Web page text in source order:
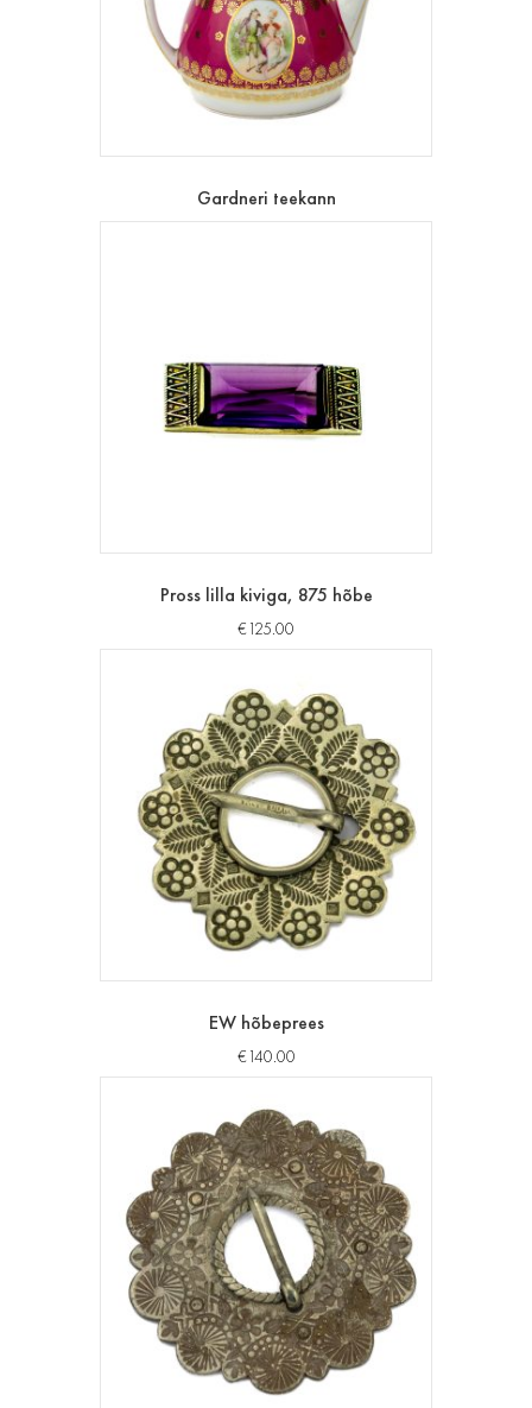
Gardneri teekann
Pross lilla kiviga, 875 hõbe
€125.00
EW hõbeprees
€140.00